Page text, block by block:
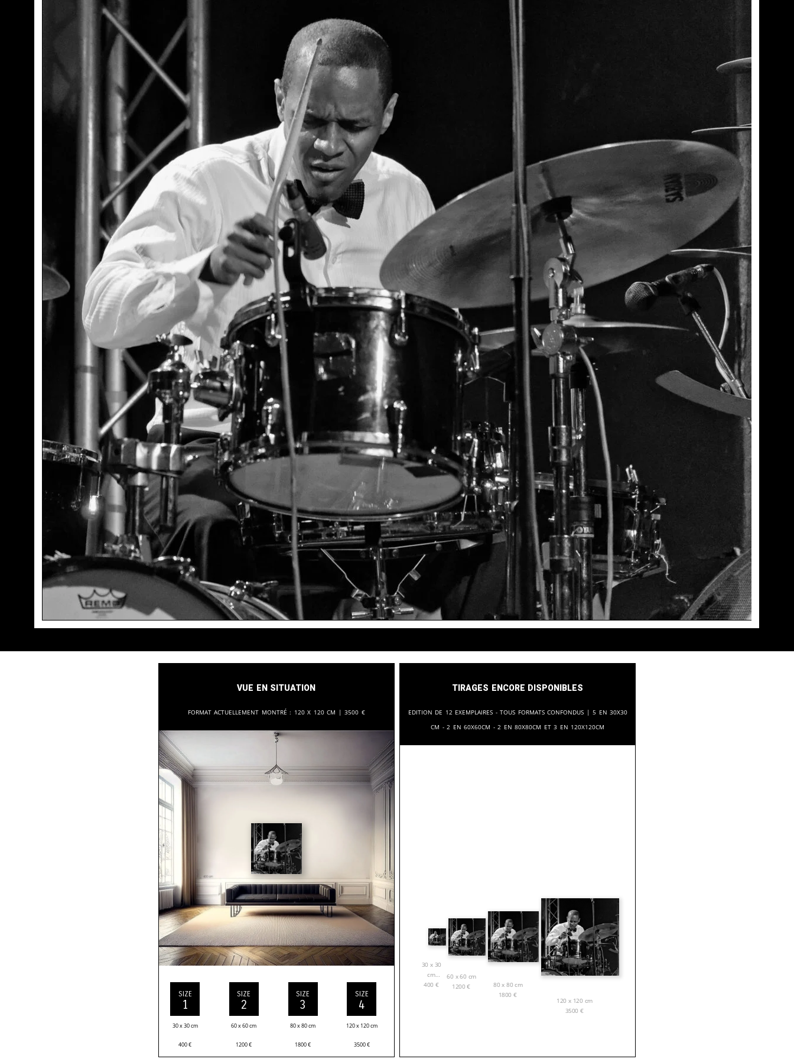
Idan Wizen
Deborah Zuanazzi
Vue en situation
Format actuellement montré : 120 x 120 cm |3500 €
SIZE
1
30 x 30 cm
400€
SIZE
2
60 x 60 cm
1200€
SIZE
3
80 x 80 cm
1800€
SIZE
4
120 x 120 cm
3500€
Tirages encore disponibles
Edition de 12 exemplaires - tous formats confondus | 5 en 30x30
cm - 2 en 60x60cm - 2 en 80x80cm et 3 en 120x120cm
30 x 30
cm
400 €
60 x 60 cm
1200€
80 x 80 cm
1800€
120 x 120 cm
3500 €